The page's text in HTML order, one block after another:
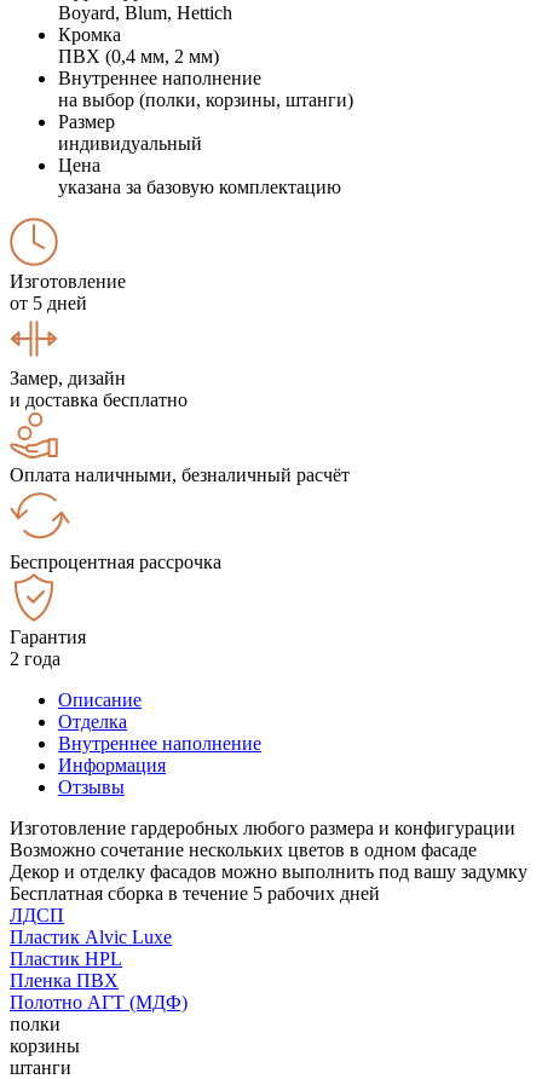
Boyard, Blum, Hettich
Кромка
ПВХ (0,4 мм, 2 мм)
Внутреннее наполнение
на выбор (полки, корзины, штанги)
Размер
индивидуальный
Цена
указана за базовую комплектацию
Изготовление
от 5 дней
Замер, дизайн
и доставка бесплатно
Оплата наличными, безналичный расчёт
Беспроцентная рассрочка
Гарантия
2 года
Описание
Отделка
Внутреннее наполнение
Информация
Отзывы
Изготовление гардеробных любого размера и конфигурации
Возможно сочетание нескольких цветов в одном фасаде
Декор и отделку фасадов можно выполнить под вашу задумку
Бесплатная сборка в течение 5 рабочих дней
ЛДСП
Пластик Alvic Luxe
Пластик HPL
Пленка ПВХ
Полотно АГТ (МДФ)
полки
корзины
штанги